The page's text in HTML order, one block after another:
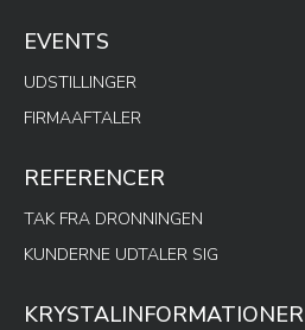
EVENTS
UDSTILLINGER
FIRMAAFTALER
REFERENCER
TAK FRA DRONNINGEN
KUNDERNE UDTALER SIG
KRYSTALINFORMATIONER